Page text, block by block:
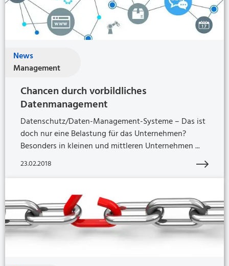
News
Management
Chancen durch vorbildliches
Datenmanagement
Datenschutz/Daten-Management-Systeme – Das ist
doch nur eine Belastung für das Unternehmen?
Besonders in kleinen und mittleren Unternehmen ...
23.02.2018